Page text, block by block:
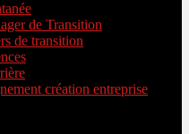
de Transition
de transition
création entreprise